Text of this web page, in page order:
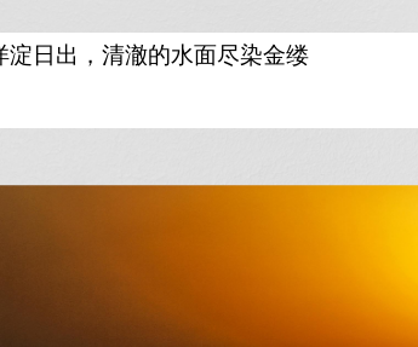
出，清澈的水面尽染金缕